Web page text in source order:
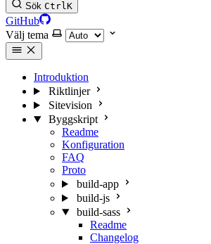
Sök CtrlK
GitHub
Välj tema
Introduktion
Riktlinjer
Sitevision
Byggskript
Readme
Konfiguration
FAQ
Proto
build-app
build-js
build-sass
Readme
Changelog